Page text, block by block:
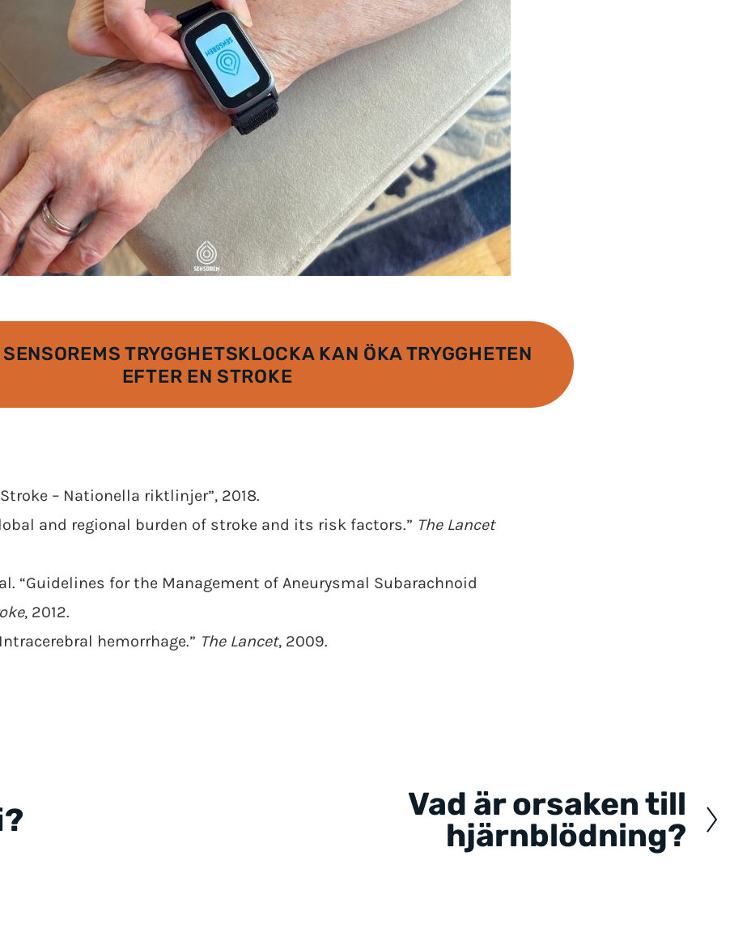
TRYGGHETSKLOCKA KAN ÖKA TRYGGHETEN
EFTER EN STROKE
– Nationella riktlinjer”, 2018.
and regional burden of stroke and its risk factors.” The Lancet
“Guidelines for the Management of Aneurysmal Subarachnoid
, 2012.
hemorrhage.” The Lancet, 2009.
Vad är orsaken till
hjärnblödning?